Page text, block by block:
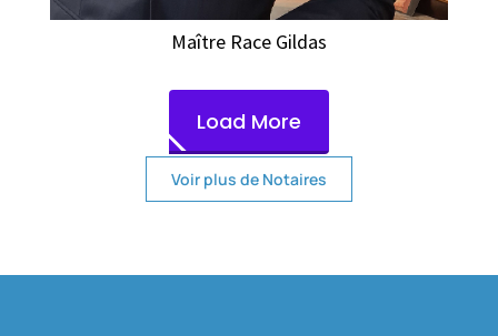
Maître Race Gildas
Load More
Voir plus de Notaires